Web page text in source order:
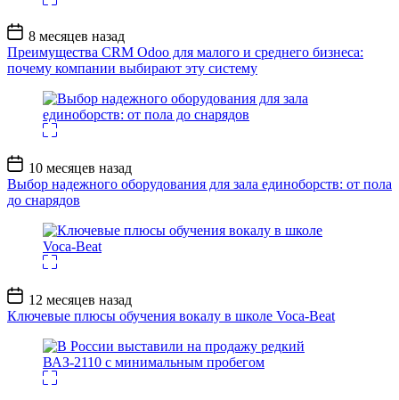
Дата
записи
8 месяцев назад
Преимущества CRM Odoo для малого и среднего бизнеса:
почему компании выбирают эту систему
Дата
записи
10 месяцев назад
Выбор надежного оборудования для зала единоборств: от пола
до снарядов
Дата
записи
12 месяцев назад
Ключевые плюсы обучения вокалу в школе Voca-Beat